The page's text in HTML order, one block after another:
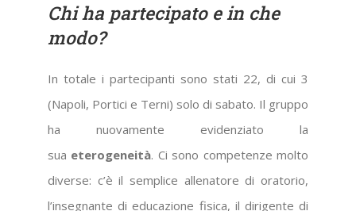
Chi ha partecipato e in che
modo?
In totale i partecipanti sono stati 22, di cui 3
(Napoli, Portici e Terni) solo di sabato. Il gruppo
ha nuovamente evidenziato la
sua eterogeneità. Ci sono competenze molto
diverse: c’è il semplice allenatore di oratorio,
l’insegnante di educazione fisica, il dirigente di